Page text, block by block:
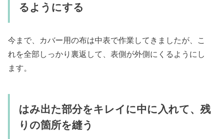
るようにする
今まで、カバー用の布は中表で作業してきましたが、こ
れを全部しっかり裏返して、表側が外側にくるようにし
ます。
はみ出た部分をキレイに中に入れて、残
りの箇所を縫う